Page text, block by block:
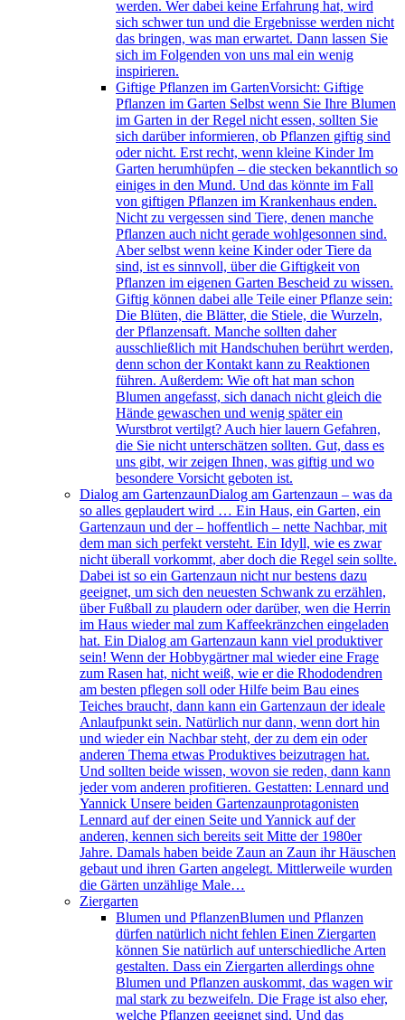
werden. Wer dabei keine Erfahrung hat, wird
sich schwer tun und die Ergebnisse werden nicht
das bringen, was man erwartet. Dann lassen Sie
sich im Folgenden von uns mal ein wenig
inspirieren.
Giftige Pflanzen im GartenVorsicht: Giftige
Pflanzen im Garten Selbst wenn Sie Ihre Blumen
im Garten in der Regel nicht essen, sollten Sie
sich darüber informieren, ob Pflanzen giftig sind
oder nicht. Erst recht, wenn kleine Kinder Im
Garten herumhüpfen – die stecken bekanntlich so
einiges in den Mund. Und das könnte im Fall
von giftigen Pflanzen im Krankenhaus enden.
Nicht zu vergessen sind Tiere, denen manche
Pflanzen auch nicht gerade wohlgesonnen sind.
Aber selbst wenn keine Kinder oder Tiere da
sind, ist es sinnvoll, über die Giftigkeit von
Pflanzen im eigenen Garten Bescheid zu wissen.
Giftig können dabei alle Teile einer Pflanze sein:
Die Blüten, die Blätter, die Stiele, die Wurzeln,
der Pflanzensaft. Manche sollten daher
ausschließlich mit Handschuhen berührt werden,
denn schon der Kontakt kann zu Reaktionen
führen. Außerdem: Wie oft hat man schon
Blumen angefasst, sich danach nicht gleich die
Hände gewaschen und wenig später ein
Wurstbrot vertilgt? Auch hier lauern Gefahren,
die Sie nicht unterschätzen sollten. Gut, dass es
uns gibt, wir zeigen Ihnen, was giftig und wo
besondere Vorsicht geboten ist.
Dialog am GartenzaunDialog am Gartenzaun – was da
so alles geplaudert wird … Ein Haus, ein Garten, ein
Gartenzaun und der – hoffentlich – nette Nachbar, mit
dem man sich perfekt versteht. Ein Idyll, wie es zwar
nicht überall vorkommt, aber doch die Regel sein sollte.
Dabei ist so ein Gartenzaun nicht nur bestens dazu
geeignet, um sich den neuesten Schwank zu erzählen,
über Fußball zu plaudern oder darüber, wen die Herrin
im Haus wieder mal zum Kaffeekränzchen eingeladen
hat. Ein Dialog am Gartenzaun kann viel produktiver
sein! Wenn der Hobbygärtner mal wieder eine Frage
zum Rasen hat, nicht weiß, wie er die Rhododendren
am besten pflegen soll oder Hilfe beim Bau eines
Teiches braucht, dann kann ein Gartenzaun der ideale
Anlaufpunkt sein. Natürlich nur dann, wenn dort hin
und wieder ein Nachbar steht, der zu dem ein oder
anderen Thema etwas Produktives beizutragen hat.
Und sollten beide wissen, wovon sie reden, dann kann
jeder vom anderen profitieren. Gestatten: Lennard und
Yannick Unsere beiden Gartenzaunprotagonisten
Lennard auf der einen Seite und Yannick auf der
anderen, kennen sich bereits seit Mitte der 1980er
Jahre. Damals haben beide Zaun an Zaun ihr Häuschen
gebaut und ihren Garten angelegt. Mittlerweile wurden
die Gärten unzählige Male…
Ziergarten
Blumen und PflanzenBlumen und Pflanzen
dürfen natürlich nicht fehlen Einen Ziergarten
können Sie natürlich auf unterschiedliche Arten
gestalten. Dass ein Ziergarten allerdings ohne
Blumen und Pflanzen auskommt, das wagen wir
mal stark zu bezweifeln. Die Frage ist also eher,
welche Pflanzen geeignet sind. Und das